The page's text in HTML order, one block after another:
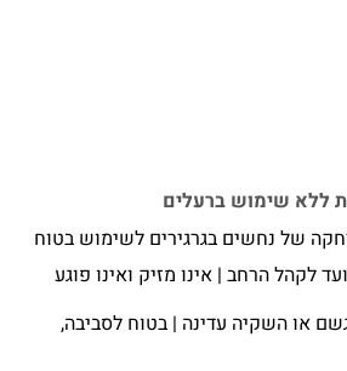
ללא שימוש ברעלים
של נחשים בגרגירים לשימוש בטוח
לקהל הרחב | אינו מזיק ואינו פוגע
או השקיה עדינה | בטוח לסביבה,